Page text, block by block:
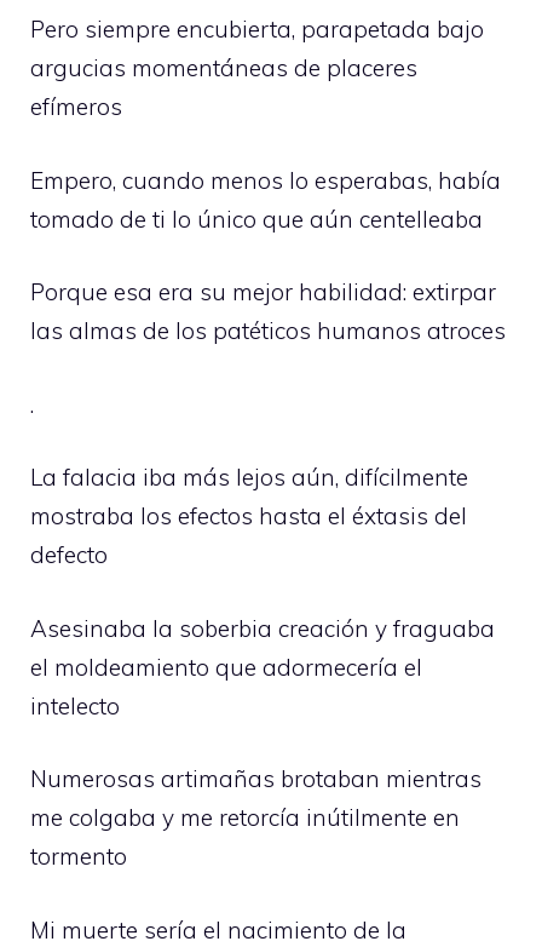
Pero siempre encubierta, parapetada bajo
argucias momentáneas de placeres
efímeros
Empero, cuando menos lo esperabas, había
tomado de ti lo único que aún centelleaba
Porque esa era su mejor habilidad: extirpar
las almas de los patéticos humanos atroces
.
La falacia iba más lejos aún, difícilmente
mostraba los efectos hasta el éxtasis del
defecto
Asesinaba la soberbia creación y fraguaba
el moldeamiento que adormecería el
intelecto
Numerosas artimañas brotaban mientras
me colgaba y me retorcía inútilmente en
tormento
Mi muerte sería el nacimiento de la